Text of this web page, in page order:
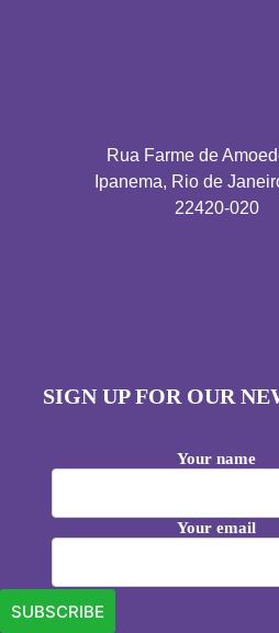
Rua Farme de
Ipanema, Rio de
22420-020
SIGN UP FOR OUR
Your name
Your email